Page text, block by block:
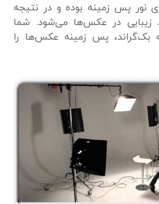
نور پس زمینه بوده و در نتیجه
زیبایی در عکس‌ها می‌شود. شما
بک‌گراند، پس زمینه عکس‌ها را